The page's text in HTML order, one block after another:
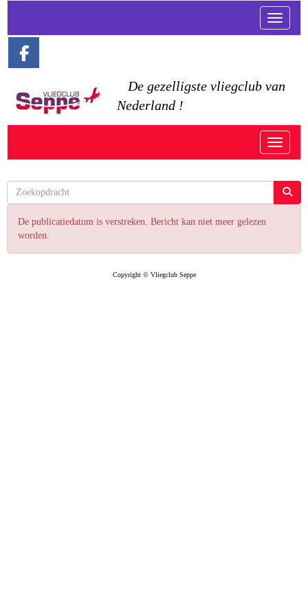
Toggle
De gezelligste vliegclub van
Nederland !
Toggle
De publicatiedatum is verstreken. Bericht kan niet meer gelezen
worden.
Copyright © Vliegclub Seppe